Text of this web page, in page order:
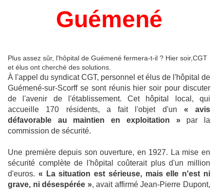
Guémené
Plus assez sûr, l'hôpital de Guémené fermera-t-il ? Hier soir,CGT
et élus ont cherché des solutions.
À l'appel du syndicat CGT, personnel et élus de l'hôpital de
Guémené-sur-Scorff se sont réunis hier soir pour discuter
de l'avenir de l'établissement. Cet hôpital local, qui
accueille 170 résidents, a fait l'objet d'un «
avis
défavorable au maintien en exploitation
»par la
commission de sécurité.
Une première depuis son ouverture, en 1927. La mise en
sécurité complète de l'hôpital coûterait plus d'un million
d'euros. « La situation est sérieuse, mais elle n'est ni
grave, ni désespérée », avait affirmé Jean-Pierre Dupont,